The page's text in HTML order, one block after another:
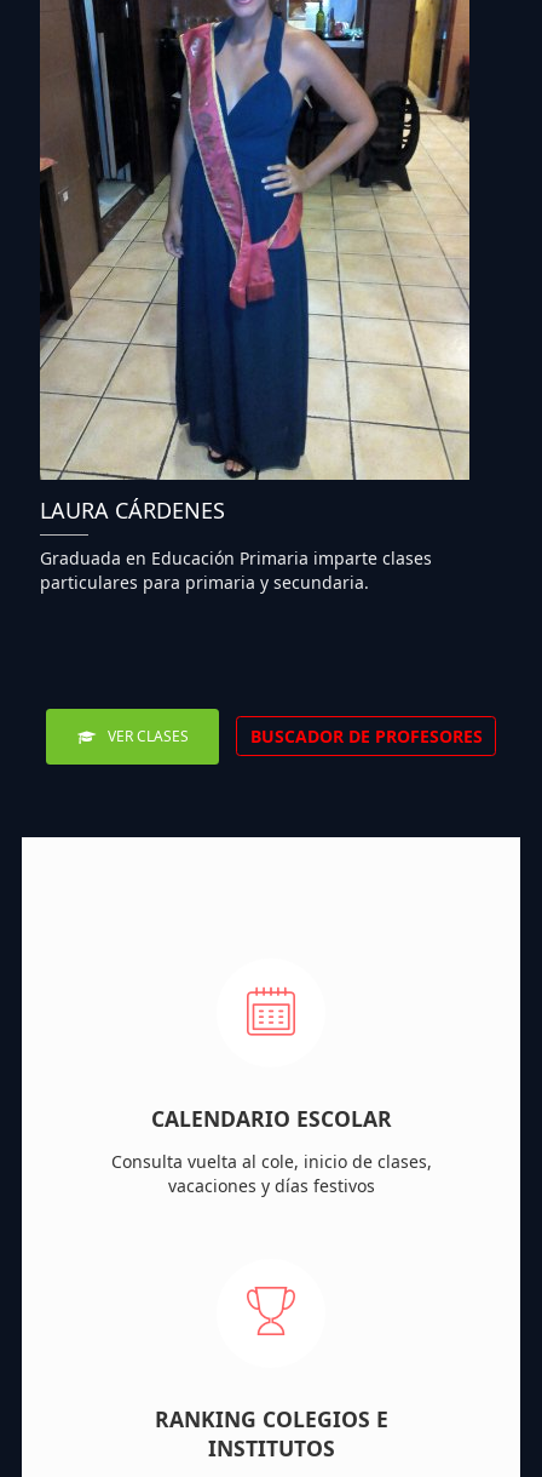
LAURA CÁRDENES
Graduada en Educación Primaria imparte clases
particulares para primaria y secundaria.
VER CLASES BUSCADOR DE PROFESORES
CALENDARIO ESCOLAR
Consulta vuelta al cole, inicio de clases,
vacaciones y días festivos
RANKING COLEGIOS E
INSTITUTOS